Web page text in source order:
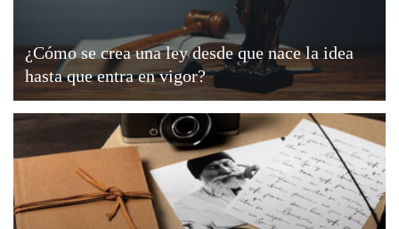
¿Cómo se crea una ley desde que nace la idea
hasta que entra en vigor?